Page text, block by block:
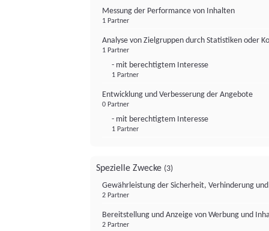
Messung der Performance von Inhalten
1 Partner
Analyse von Zielgruppen durch Statistiken oder
1 Partner
- mit berechtigtem Interesse
1 Partner
Entwicklung und Verbesserung der Angebote
0 Partner
- mit berechtigtem Interesse
1 Partner
Spezielle Zwecke (3)
Gewährleistung der Sicherheit, Verhinderung
2 Partner
Bereitstellung und Anzeige von Werbung und
2 Partner